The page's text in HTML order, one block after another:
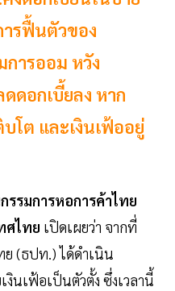
ารฟื้นตัวของ
การออม หวัง
ดอกเบี้ยลง หาก
โต และเงินเฟ้ออยู่
รมการหอการค้าไทย
ศไทย เปิดเผยว่า จากที่
ย (ธปท.) ได้ดำเนิน
งินเฟ้อเป็นตัวตั้ง ซึ่งเวลานี้